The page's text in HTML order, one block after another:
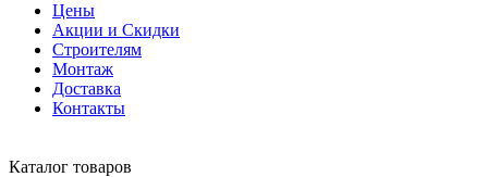
Цены
Акции и Скидки
Строителям
Монтаж
Доставка
Контакты
Каталог товаров